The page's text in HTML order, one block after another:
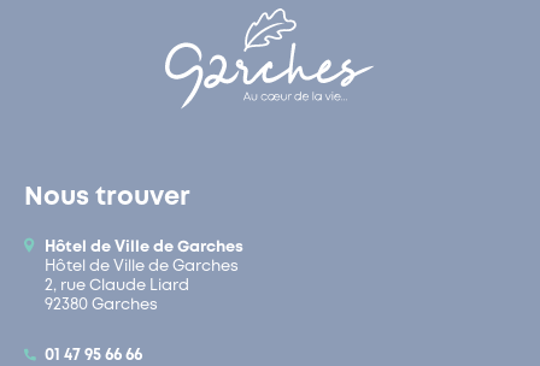
Nous trouver
Hôtel de Ville de Garches
Hôtel de Ville de Garches
2, rue Claude Liard
92380 Garches
01 47 95 66 66